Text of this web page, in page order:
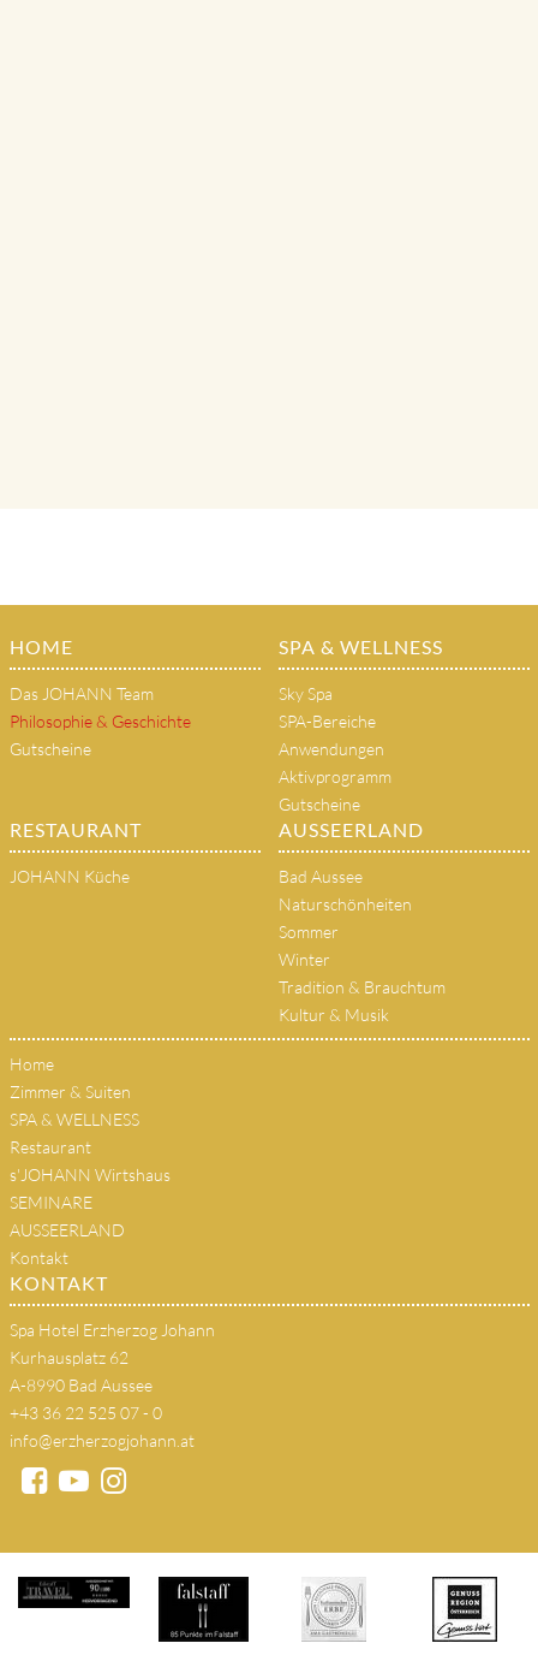
HOME
Das JOHANN Team
Philosophie & Geschichte
Gutscheine
SPA & WELLNESS
Sky Spa
SPA-Bereiche
Anwendungen
Aktivprogramm
Gutscheine
RESTAURANT
JOHANN Küche
AUSSEERLAND
Bad Aussee
Naturschönheiten
Sommer
Winter
Tradition & Brauchtum
Kultur & Musik
Home
Zimmer & Suiten
SPA & WELLNESS
Restaurant
s'JOHANN Wirtshaus
SEMINARE
AUSSEERLAND
Kontakt
KONTAKT
Spa Hotel Erzherzog Johann
Kurhausplatz 62
A-8990 Bad Aussee
+43 36 22 525 07 - 0
info@erzherzogjohann.at